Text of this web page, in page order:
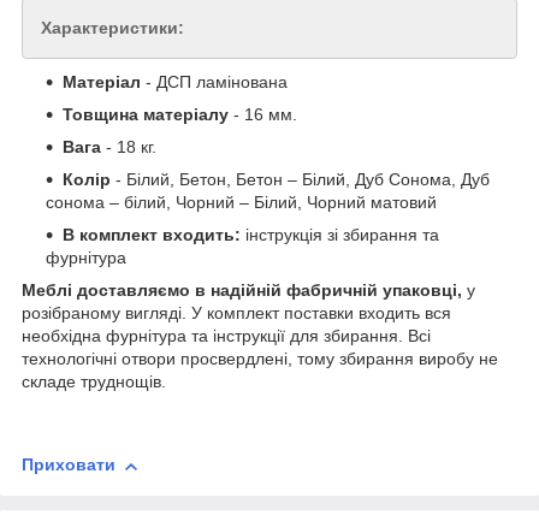
Характеристики:
Матеріал - ДСП ламінована
Товщина матеріалу - 16 мм.
Вага - 18 кг.
Колір - Білий, Бетон, Бетон – Білий, Дуб Сонома, Дуб
сонома – білий, Чорний – Білий, Чорний матовий
В комплект входить: інструкція зі збирання та
фурнітура
Меблі доставляємо в надійній фабричній упаковці, у
розібраному вигляді. У комплект поставки входить вся
необхідна фурнітура та інструкції для збирання. Всі
технологічні отвори просвердлені, тому збирання виробу не
складе труднощів.
Приховати